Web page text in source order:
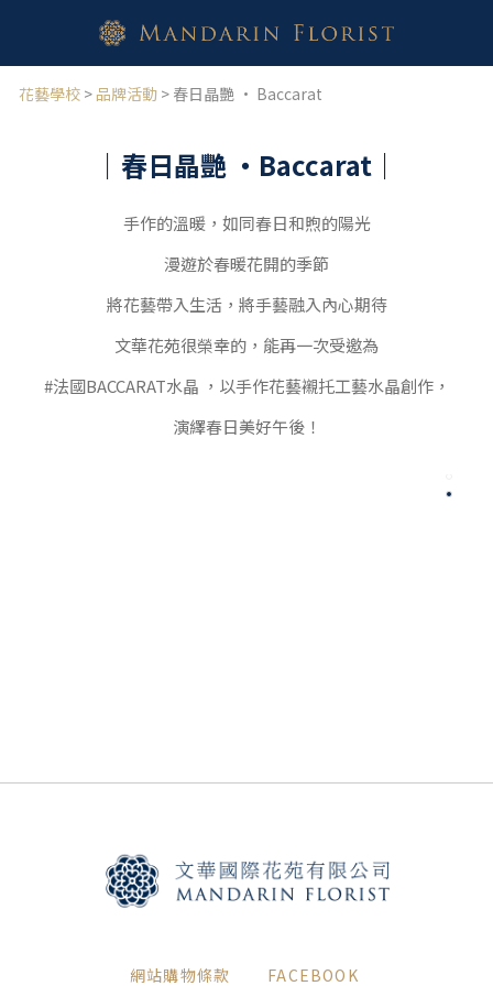
花藝學校 > 品牌活動 > 春日晶艷 · Baccarat
｜春日晶艷 ・Baccarat｜
手作的溫暖，如同春日和煦的陽光
漫遊於春暖花開的季節
將花藝帶入生活，將手藝融入內心期待
文華花苑很榮幸的，能再一次受邀為
#法國BACCARAT水晶 ，以手作花藝襯托工藝水晶創作，
演繹春日美好午後！
網站購物條款 FACEBOOK